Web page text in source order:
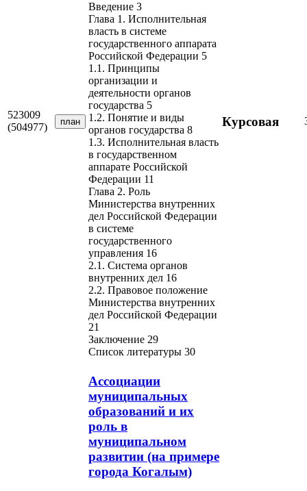
523009
(504977)
план
Введение 3
Глава 1. Исполнительная
власть в системе
государственного аппарата
Российской Федерации 5
1.1. Принципы
организации и
деятельности органов
государства 5
1.2. Понятие и виды
органов государства 8
1.3. Исполнительная власть
в государственном
аппарате Российской
Федерации 11
Глава 2. Роль
Министерства внутренних
дел Российской Федерации
в системе
государственного
управления 16
2.1. Система органов
внутренних дел 16
2.2. Правовое положение
Министерства внутренних
дел Российской Федерации
21
Заключение 29
Список литературы 30
Курсовая
Ассоциации
муниципальных
образований и их
роль в
муниципальном
развитии (на примере
города Когалым)